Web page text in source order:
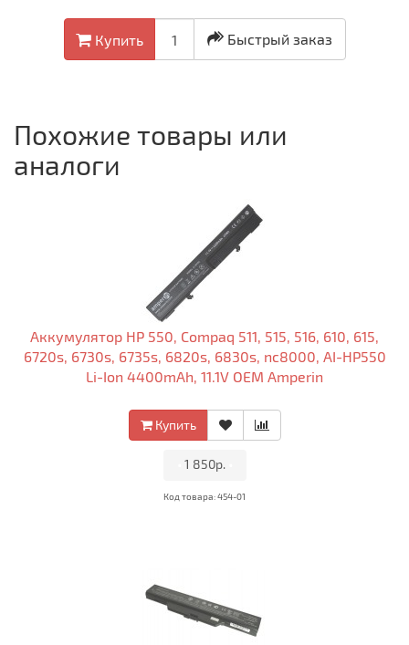
Купить Быстрый заказ
Похожие товары или
аналоги
Аккумулятор HP 550, Compaq 511, 515, 516, 610, 615,
6720s, 6730s, 6735s, 6820s, 6830s, nc8000, AI-HP550
Li-Ion 4400mAh, 11.1V OEM Amperin
Купить
1 850р.
Код товара: 454-01